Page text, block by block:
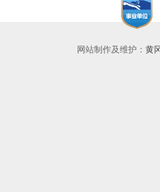
网站制作及维护： 黄